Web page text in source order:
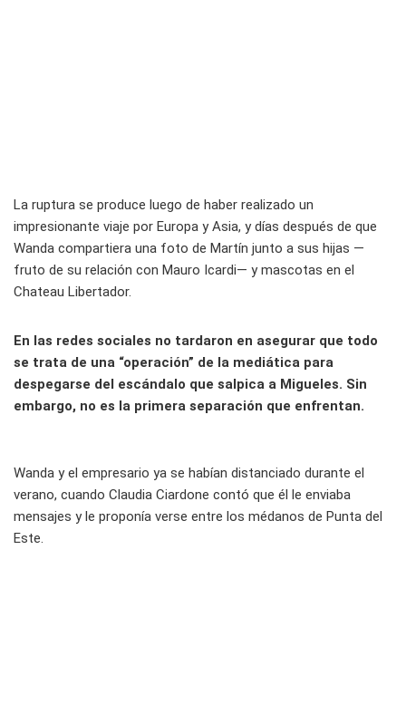
La ruptura se produce luego de haber realizado un
impresionante viaje por Europa y Asia, y días después de que
Wanda compartiera una foto de Martín junto a sus hijas —
fruto de su relación con Mauro Icardi— y mascotas en el
Chateau Libertador.
En las redes sociales no tardaron en asegurar que todo
se trata de una “operación” de la mediática para
despegarse del escándalo que salpica a Migueles. Sin
embargo, no es la primera separación que enfrentan.
Wanda y el empresario ya se habían distanciado durante el
verano, cuando Claudia Ciardone contó que él le enviaba
mensajes y le proponía verse entre los médanos de Punta del
Este.